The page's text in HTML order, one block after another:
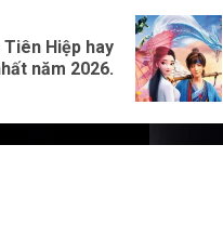
Hiệp hay
năm 2026.